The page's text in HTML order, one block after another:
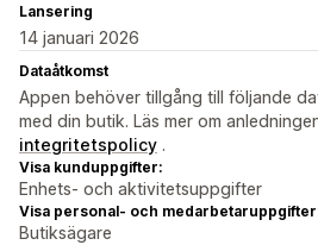
Lansering
14 januari 2026
Dataåtkomst
Appen behöver tillgång till följande
med din butik. Läs mer om
integritetspolicy .
Visa kunduppgifter:
Enhets- och aktivitetsuppgifter
Visa personal- och
Butiksägare